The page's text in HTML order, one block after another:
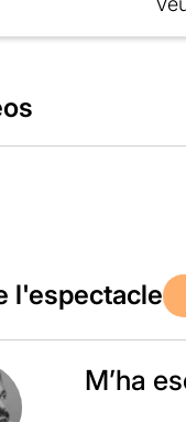
l'espectacle
M’ha